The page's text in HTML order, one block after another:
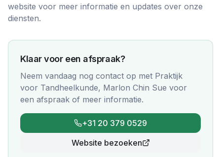
website voor meer informatie en updates over onze
diensten.
Klaar voor een afspraak?
Neem vandaag nog contact op met Praktijk
voor Tandheelkunde, Marlon Chin Sue voor
een afspraak of meer informatie.
+31 20 379 0529
Website bezoeken